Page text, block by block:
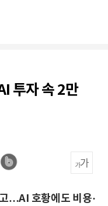
투자 속 2만
…AI 호황에도 비용·